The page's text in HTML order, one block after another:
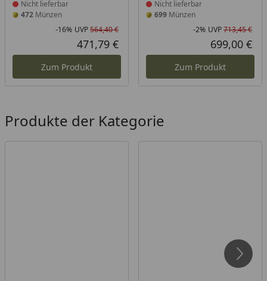
Nicht lieferbar
472 Münzen
Rabatt in Prozent
-16%
Ursprünglicher Preis
UVP564,40 €
Aktueller Preis
471,79 €
Zum Produkt
Nicht lieferbar
699Münzen
-2% UVP713,45 €
699,00 €
Zum Produkt
Produkte der Kategorie